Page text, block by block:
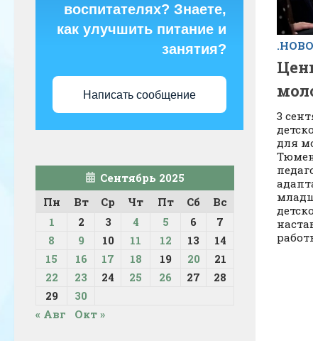
3
для
воспитателях? Знаете,
как улучшить питание и
занятия?
Написать сообщение
Сентябрь 2025
Пн
Вт Ср Чт Пт Сб
Вс
1
2 3 4 5 6
7
8
9 10 11 12 13
14
15
16 17 18 19 20
21
22
23 24 25 26 27
28
29
30
« Авг
Окт »